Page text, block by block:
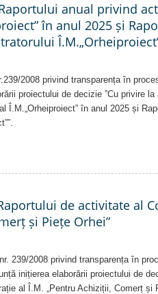
anual privind
în anul 2025 și
2008 privind transparența în
proiectului de decizie ”Cu privire
Î.M.„Orheiproiect” în anul 2025 și
de activitate al
și Piețe Orhei”
239/2008 privind transparența în
inițierea elaborării proiectului de
al Î.M. „Pentru Achiziții, Comerț și